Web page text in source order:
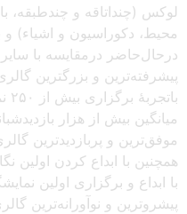
لوکس (چنداتاقه و چندطبقه،
محیط، دکوراسیون و اشیاء)
درحال‌حاضر درمقایسه با سایر
پیشرفته‌ترین و بزرگترین
میانگین بیش از هزار
موفق‌ترین و پربازدیدترین
همچنین با ابداع کردن اولین
با ابداع و برگزاری اولین
پیشروترین و نوآورانه‌ترین